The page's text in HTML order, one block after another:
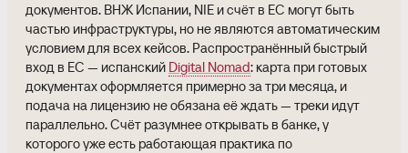
документов. ВНЖ Испании, NIE и счёт в ЕС могут быть
частью инфраструктуры, но не являются автоматическим
условием для всех кейсов. Распространённый быстрый
вход в ЕС — испанский Digital Nomad: карта при готовых
документах оформляется примерно за три месяца, и
подача на лицензию не обязана её ждать — треки идут
параллельно. Счёт разумнее открывать в банке, у
которого уже есть работающая практика по